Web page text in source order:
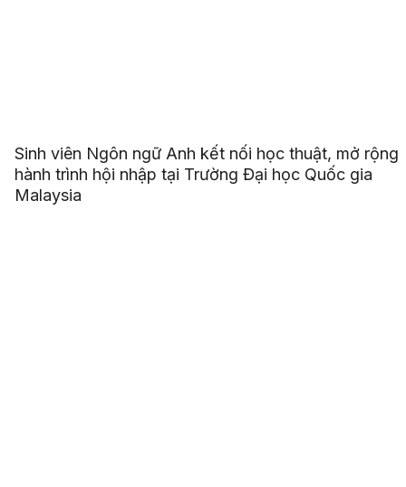
Sinh viên Ngôn ngữ Anh kết nối học thuật, mở rộng
hành trình hội nhập tại Trường Đại học Quốc gia
Malaysia